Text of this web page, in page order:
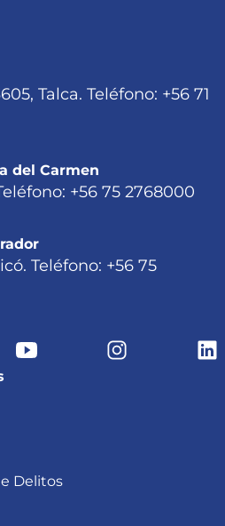
Talca. Teléfono: +56 71
del Carmen
+56 75 2768000
Teléfono: +56 75
Delitos